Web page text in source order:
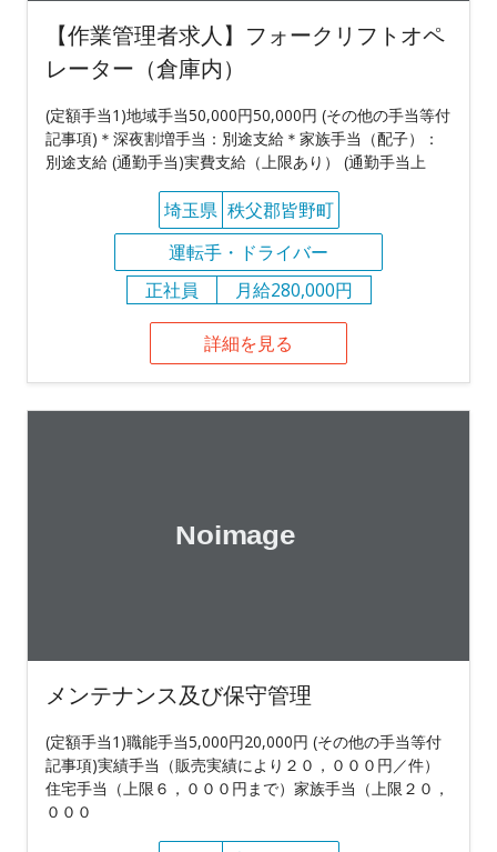
【作業管理者求人】フォークリフトオペ
レーター（倉庫内）
(定額手当1)地域手当50,000円50,000円 (その他の手当等付
記事項)＊深夜割増手当：別途支給＊家族手当（配子）：
別途支給 (通勤手当)実費支給（上限あり） (通勤手当上
埼玉県 秩父郡皆野町
運転手・ドライバー
正社員
月給280,000円
詳細を見る
メンテナンス及び保守管理
(定額手当1)職能手当5,000円20,000円 (その他の手当等付
記事項)実績手当（販売実績により２０，０００円／件）
住宅手当（上限６，０００円まで）家族手当（上限２０，
０００